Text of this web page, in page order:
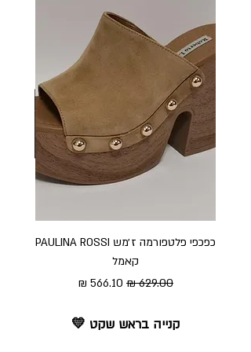
כפכפי פלטפורמה ז׳מש PAULINA ROSSI
קאמל
מחיר רגיל מחיר מבצע
קנייה בראש שקט 💛